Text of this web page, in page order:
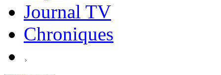
Journal TV
Chroniques